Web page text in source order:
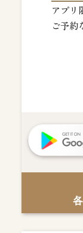
アプリ
ご予約